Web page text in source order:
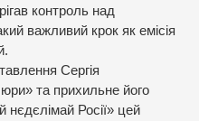
контроль над
важливий крок як емісія
Сергія
та прихильне його
нєдєлімай Росії» цей